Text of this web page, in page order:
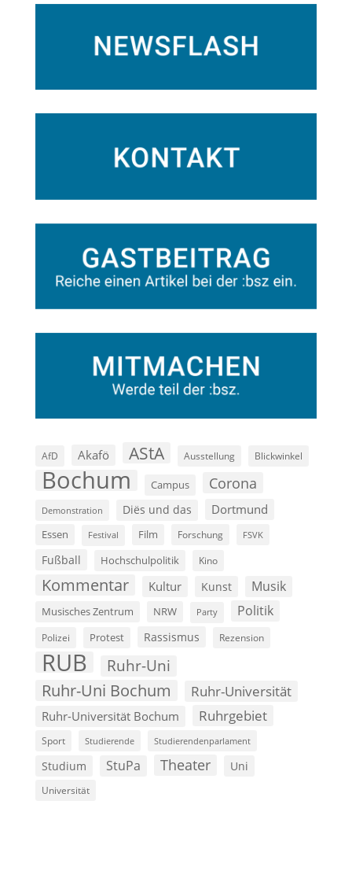
AfD Akafö AStA Ausstellung Blickwinkel
Bochum Campus Corona
Demonstration Diës und das Dortmund
Essen Festival Film Forschung FSVK
Fußball Hochschulpolitik Kino
Kommentar Kultur Kunst Musik
Musisches Zentrum NRW Party Politik
Polizei Protest Rassismus Rezension
RUB Ruhr-Uni
Ruhr-Uni Bochum Ruhr-Universität
Ruhr-Universität Bochum Ruhrgebiet
Sport Studierende Studierendenparlament
Studium StuPa Theater Uni
Universität